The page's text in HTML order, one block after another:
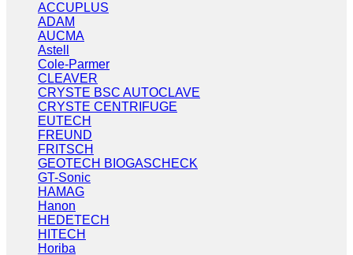
ACCUPLUS
ADAM
AUCMA
Astell
Cole-Parmer
CLEAVER
CRYSTE BSC AUTOCLAVE
CRYSTE CENTRIFUGE
EUTECH
FREUND
FRITSCH
GEOTECH BIOGASCHECK
GT-Sonic
HAMAG
Hanon
HEDETECH
HITECH
Horiba